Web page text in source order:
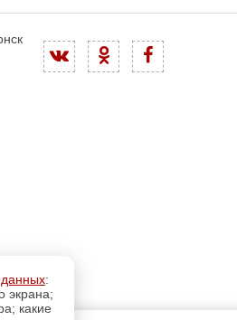
данных:
экрана;
какие